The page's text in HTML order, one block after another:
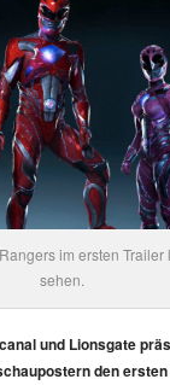
im ersten Trailer
sehen.
und Lionsgate
den